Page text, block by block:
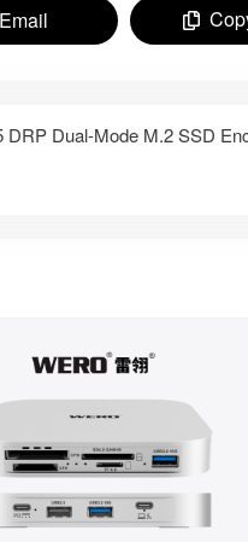
Email
Dual-Mode M.2 SSD